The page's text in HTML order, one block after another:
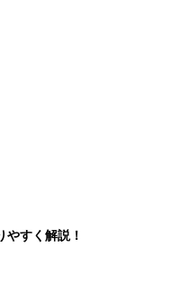
やすく解説！